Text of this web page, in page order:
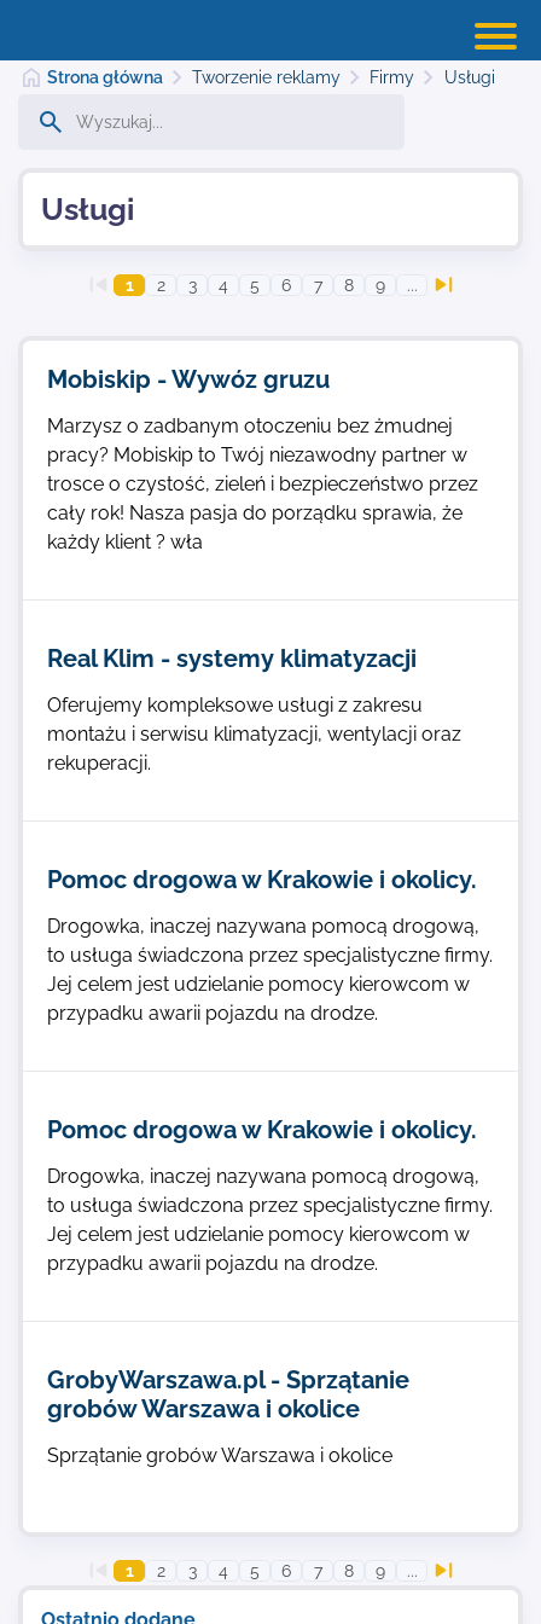
Dodaj stronę
Najnowsze
Kontakt
Strona główna Tworzenie reklamy Firmy Usługi
Usługi
1 2 3 4 5 6 7 8 9 ...
Mobiskip - Wywóz gruzu
Marzysz o zadbanym otoczeniu bez żmudnej
pracy? Mobiskip to Twój niezawodny partner w
trosce o czystość, zieleń i bezpieczeństwo przez
cały rok! Nasza pasja do porządku sprawia, że
każdy klient ? wła
Real Klim - systemy klimatyzacji
Oferujemy kompleksowe usługi z zakresu
montażu i serwisu klimatyzacji, wentylacji oraz
rekuperacji.
Pomoc drogowa w Krakowie i okolicy.
Drogowka, inaczej nazywana pomocą drogową,
to usługa świadczona przez specjalistyczne firmy.
Jej celem jest udzielanie pomocy kierowcom w
przypadku awarii pojazdu na drodze.
Pomoc drogowa w Krakowie i okolicy.
Drogowka, inaczej nazywana pomocą drogową,
to usługa świadczona przez specjalistyczne firmy.
Jej celem jest udzielanie pomocy kierowcom w
przypadku awarii pojazdu na drodze.
GrobyWarszawa.pl - Sprzątanie
grobów Warszawa i okolice
Sprzątanie grobów Warszawa i okolice
1 2 3 4 5 6 7 8 9 ...